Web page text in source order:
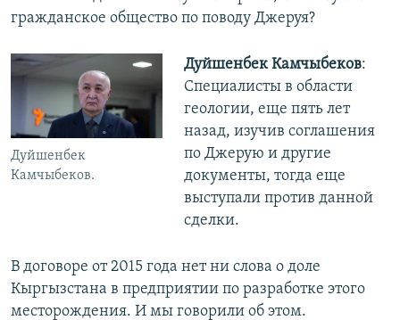
гражданское общество по поводу Джеруя?
Дуйшенбек
Камчыбеков.
Дуйшенбек Камчыбеков:
Специалисты в области
геологии, еще пять лет
назад, изучив соглашения
по Джерую и другие
документы, тогда еще
выступали против данной
сделки.
В договоре от 2015 года нет ни слова о доле
Кыргызстана в предприятии по разработке этого
месторождения. И мы говорили об этом.